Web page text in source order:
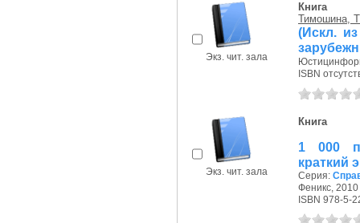
Экз. чит. зала
Книга
Тимошина,
(Искл.
ISBN
Экз. чит. зала
Книга
1 000
краткий
Серия:
Феникс, 2010
ISBN 978-5-